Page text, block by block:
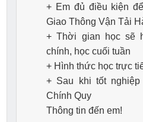
+ Em đủ điều kiện
Giao Thông Vận Tải
+ Thời gian học sẽ
chính, học cuối tuần
+ Hình thức học trực
+ Sau khi tốt
Chính Quy
Thông tin đến em!